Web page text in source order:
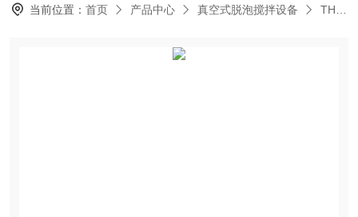
当前位置：首页 产品中心 真空式脱泡搅拌设备 THINKY新基